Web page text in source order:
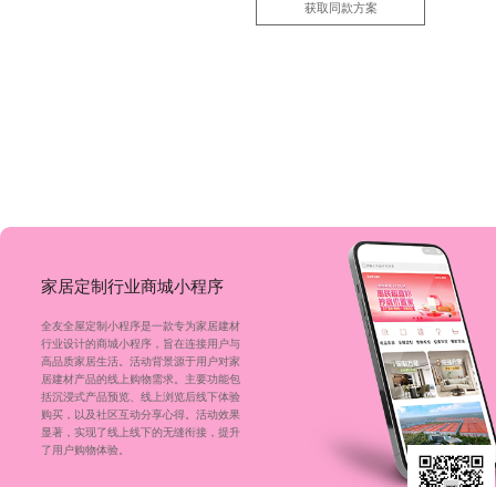
获取同款方案
家居定制行业商城小程序
全友全屋定制小程序是一款专为家居建材
行业设计的商城小程序，旨在连接用户与
高品质家居生活。活动背景源于用户对家
居建材产品的线上购物需求。主要功能包
括沉浸式产品预览、线上浏览后线下体验
购买，以及社区互动分享心得。活动效果
显著，实现了线上线下的无缝衔接，提升
了用户购物体验。